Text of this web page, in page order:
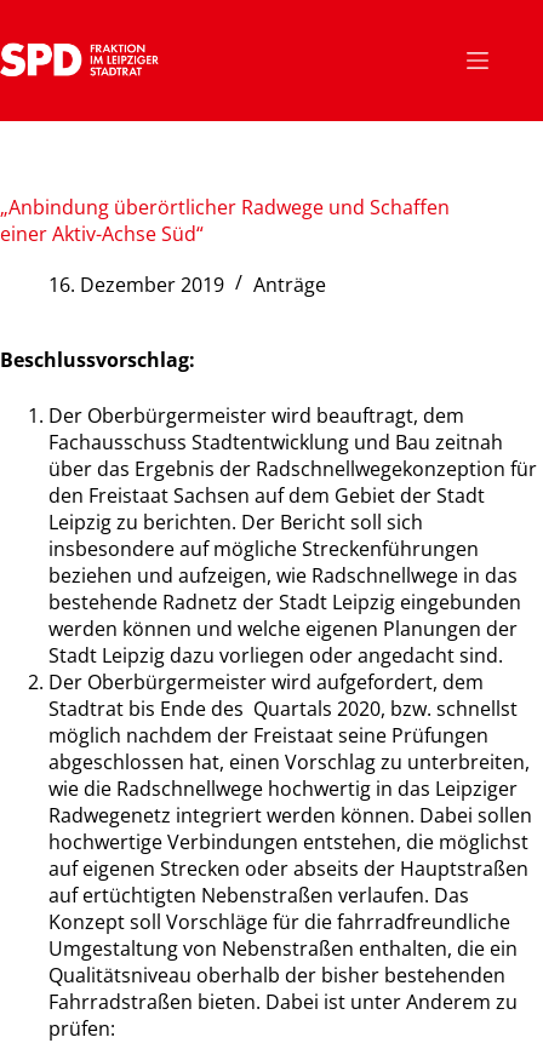
Inhalt
springen
„Anbindung überörtlicher Radwege und Schaffen
einer Aktiv-Achse Süd“
16. Dezember 2019
Anträge
Beschlussvorschlag:
Der Oberbürgermeister wird beauftragt, dem
Fachausschuss Stadtentwicklung und Bau zeitnah
über das Ergebnis der Radschnellwegekonzeption für
den Freistaat Sachsen auf dem Gebiet der Stadt
Leipzig zu berichten. Der Bericht soll sich
insbesondere auf mögliche Streckenführungen
beziehen und aufzeigen, wie Radschnellwege in das
bestehende Radnetz der Stadt Leipzig eingebunden
werden können und welche eigenen Planungen der
Stadt Leipzig dazu vorliegen oder angedacht sind.
Der Oberbürgermeister wird aufgefordert, dem
Stadtrat bis Ende des Quartals 2020, bzw. schnellst
möglich nachdem der Freistaat seine Prüfungen
abgeschlossen hat, einen Vorschlag zu unterbreiten,
wie die Radschnellwege hochwertig in das Leipziger
Radwegenetz integriert werden können. Dabei sollen
hochwertige Verbindungen entstehen, die möglichst
auf eigenen Strecken oder abseits der Hauptstraßen
auf ertüchtigten Nebenstraßen verlaufen. Das
Konzept soll Vorschläge für die fahrradfreundliche
Umgestaltung von Nebenstraßen enthalten, die ein
Qualitätsniveau oberhalb der bisher bestehenden
Fahrradstraßen bieten. Dabei ist unter Anderem zu
prüfen: